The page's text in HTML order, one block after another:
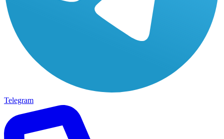
Telegram